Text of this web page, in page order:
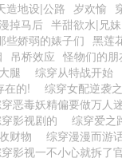
造地设|公路 岁欢愉
掉马后 半甜欲水|兄妹
些娇弱的婊子们 黑莲
吊桥效应 怪物们的朋
腿
综穿从特战开始
在的!
综穿女配逆袭
恶毒妖精偏要做万人
影视剧的 综穿爱之
财物
综穿漫漫而游
影视一不小心就拆了